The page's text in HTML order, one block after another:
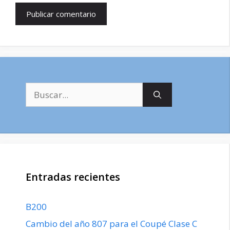
Entradas recientes
B200
Cambio del año 807 para el Coupé Clase C